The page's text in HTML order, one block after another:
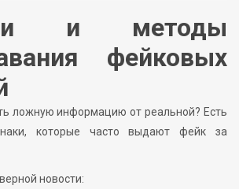
и методы
фейковых
ложную информацию от реальной? Есть
которые часто выдают фейк за
новости: